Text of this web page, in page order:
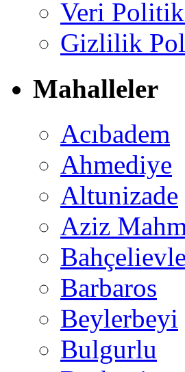
Veri
Gizlilik
Mahalleler
Acıbadem
Ahmediye
Altunizade
Aziz
Barbaros
Beylerbeyi
Bulgurlu